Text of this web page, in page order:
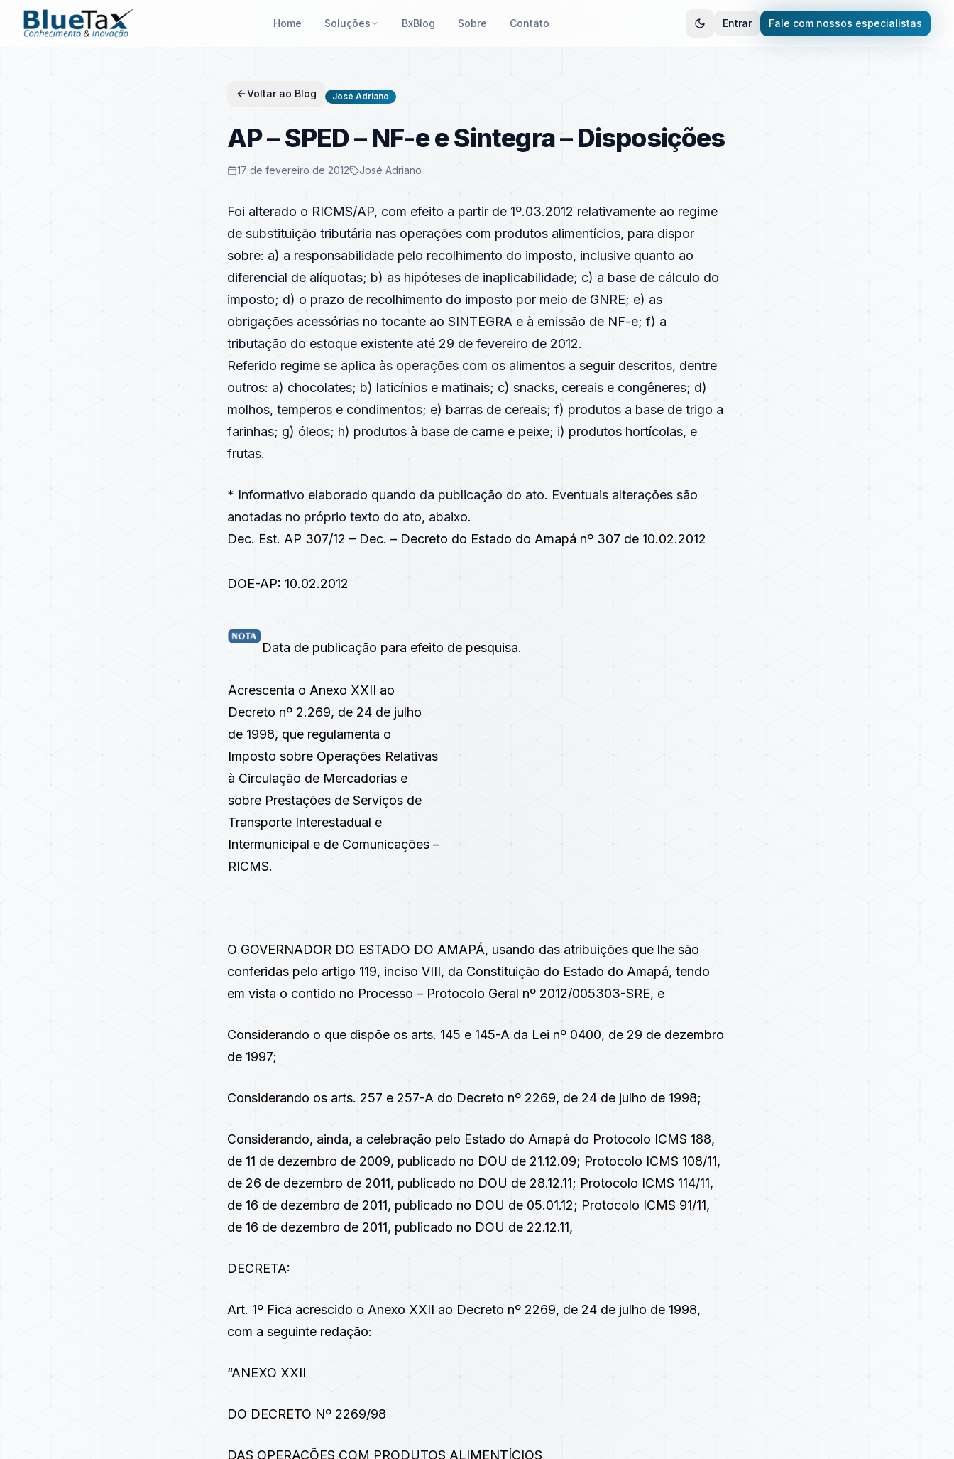
Home Soluções BxBlog Sobre Contato Entrar Fale com nossos especialistas
Voltar ao Blog José Adriano
AP – SPED – NF-e e Sintegra – Disposições
17 de fevereiro de 2012 José Adriano
Foi alterado o RICMS/AP, com efeito a partir de 1º.03.2012 relativamente ao regime
de substituição tributária nas operações com produtos alimentícios, para dispor
sobre: a) a responsabilidade pelo recolhimento do imposto, inclusive quanto ao
diferencial de alíquotas; b) as hipóteses de inaplicabilidade; c) a base de cálculo do
imposto; d) o prazo de recolhimento do imposto por meio de GNRE; e) as
obrigações acessórias no tocante ao SINTEGRA e à emissão de NF-e; f) a
tributação do estoque existente até 29 de fevereiro de 2012.
Referido regime se aplica às operações com os alimentos a seguir descritos, dentre
outros: a) chocolates; b) laticínios e matinais; c) snacks, cereais e congêneres; d)
molhos, temperos e condimentos; e) barras de cereais; f) produtos a base de trigo a
farinhas; g) óleos; h) produtos à base de carne e peixe; i) produtos hortícolas, e
frutas.
* Informativo elaborado quando da publicação do ato. Eventuais alterações são
anotadas no próprio texto do ato, abaixo.
Dec. Est. AP 307/12 – Dec. – Decreto do Estado do Amapá nº 307 de 10.02.2012
DOE-AP: 10.02.2012
Data de publicação para efeito de pesquisa.
Acrescenta o Anexo XXII ao
Decreto nº 2.269, de 24 de julho
de 1998, que regulamenta o
Imposto sobre Operações Relativas
à Circulação de Mercadorias e
sobre Prestações de Serviços de
Transporte Interestadual e
Intermunicipal e de Comunicações –
RICMS.
O GOVERNADOR DO ESTADO DO AMAPÁ, usando das atribuições que lhe são
conferidas pelo artigo 119, inciso VIII, da Constituição do Estado do Amapá, tendo
em vista o contido no Processo – Protocolo Geral nº 2012/005303-SRE, e
Considerando o que dispõe os arts. 145 e 145-A da Lei nº 0400, de 29 de dezembro
de 1997;
Considerando os arts. 257 e 257-A do Decreto nº 2269, de 24 de julho de 1998;
Considerando, ainda, a celebração pelo Estado do Amapá do Protocolo ICMS 188,
de 11 de dezembro de 2009, publicado no DOU de 21.12.09; Protocolo ICMS 108/11,
de 26 de dezembro de 2011, publicado no DOU de 28.12.11; Protocolo ICMS 114/11,
de 16 de dezembro de 2011, publicado no DOU de 05.01.12; Protocolo ICMS 91/11,
de 16 de dezembro de 2011, publicado no DOU de 22.12.11,
DECRETA:
Art. 1º Fica acrescido o Anexo XXII ao Decreto nº 2269, de 24 de julho de 1998,
com a seguinte redação:
“ANEXO XXII
DO DECRETO Nº 2269/98
DAS OPERAÇÕES COM PRODUTOS ALIMENTÍCIOS